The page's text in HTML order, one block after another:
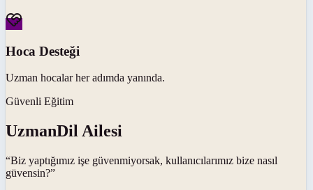
Hoca Desteği
Uzman hocalar her adımda yanında.
Güvenli Eğitim
UzmanDil Ailesi
“Biz yaptığımız işe güvenmiyorsak, kullanıcılarımız bize nasıl
güvensin?”